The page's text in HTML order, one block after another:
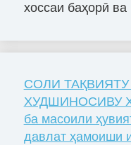
хоссаи баҳорӣ
СОЛИ
ХУДШИНОСИВУ
ба масоили
давлат ҳамоиши